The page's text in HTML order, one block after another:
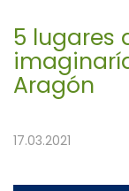
5 lugares
Aragón
17.03.2021